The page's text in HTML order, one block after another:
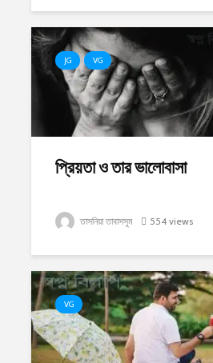
JG VG
প্রিয়তা ও তার ভালোবাসা
তাসনিয়া তাবাসসুম 554 views
VG